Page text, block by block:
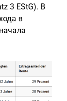
3 EStG). В
в